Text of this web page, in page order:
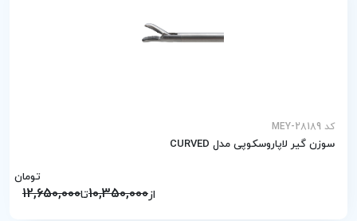
کد MEY-28189
سوزن گیر لاپاروسکوپی مدل CURVED
از10,350,000تا12,650,000
تومان